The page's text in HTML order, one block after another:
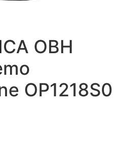
OBH
OP1218S0